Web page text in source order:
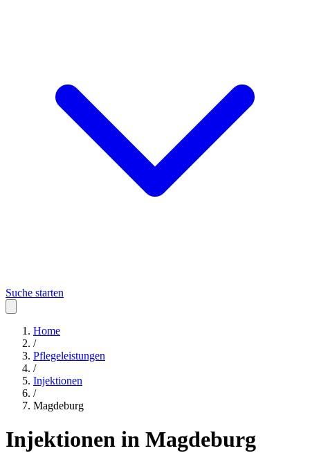
Suche starten
Home
/
Pflegeleistungen
/
Injektionen
/
Magdeburg
Injektionen in Magdeburg